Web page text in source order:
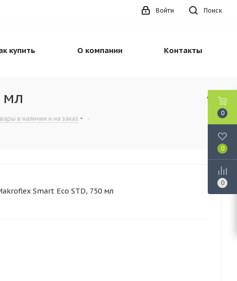
Поиск
Войти
купить О компании Контакты
мл
в наличии и на заказ
-
Smart Eco STD, 750 мл
0
0
0